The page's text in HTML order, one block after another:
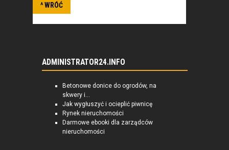
^ WRÓĆ
ADMINISTRATOR24.INFO
Betonowe donice do ogrodów, na
skwery i...
Jak wygłuszyć i ocieplić piwnicę
Rynek nieruchomości
Darmowe ebooki dla zarządców
nieruchomości